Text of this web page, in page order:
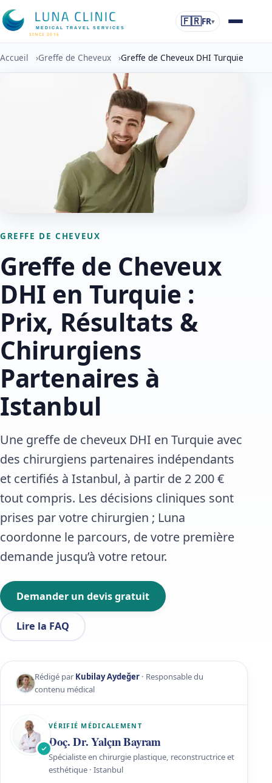
MEDICAL TRAVEL SERVICES
SINCE 2016
🇫🇷FR▾
Accueil ›Greffe de Cheveux ›Greffe de Cheveux DHI Turquie
GREFFE DE CHEVEUX
Greffe de Cheveux
DHI en Turquie :
Prix, Résultats &
Chirurgiens
Partenaires à
Istanbul
Une greffe de cheveux DHI en Turquie avec
des chirurgiens partenaires indépendants
et certifiés à Istanbul, à partir de 2 200 €
tout compris. Les décisions cliniques sont
prises par votre chirurgien ; Luna
coordonne le parcours, de votre première
demande jusqu’à votre retour.
Demander un devis gratuit
Lire la FAQ
Rédigé par Kubilay Aydeğer· Responsable du
contenu médical
VÉRIFIÉ MÉDICALEMENT
Doç. Dr. Yalçın Bayram
Spécialiste en chirurgie plastique, reconstructrice et
esthétique · Istanbul